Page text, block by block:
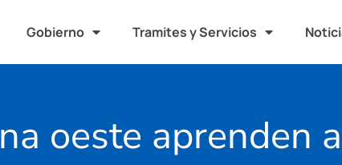
Gobierno Tramites y Servicios
oeste aprenden